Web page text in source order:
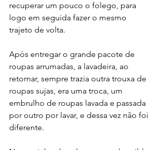
recuperar um pouco o folego, para
logo em seguida fazer o mesmo
trajeto de volta.
Após entregar o grande pacote de
roupas arrumadas, a lavadeira, ao
retornar, sempre trazia outra trouxa de
roupas sujas, era uma troca, um
embrulho de roupas lavada e passada
por outro por lavar, e dessa vez não foi
diferente.